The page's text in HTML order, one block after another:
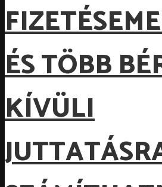
ÉS TÖBB
KÍVÜLI